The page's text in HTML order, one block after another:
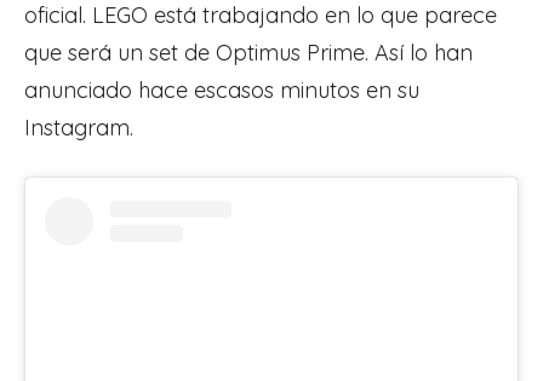
oficial. LEGO está trabajando en lo que parece
que será un set de Optimus Prime. Así lo han
anunciado hace escasos minutos en su
Instagram.